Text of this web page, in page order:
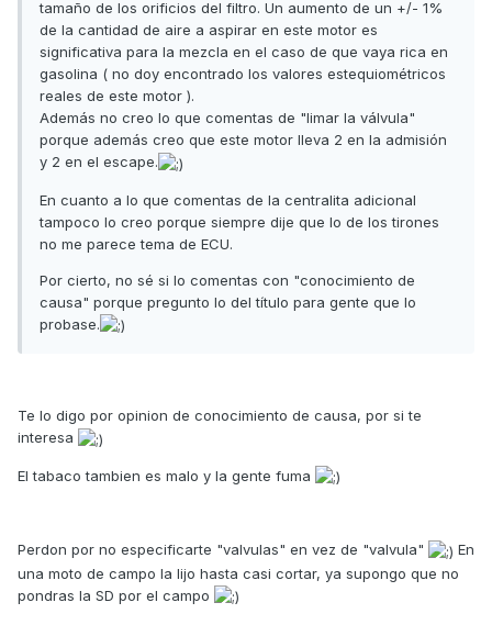
tamaño de los orificios del filtro. Un aumento de un +/- 1%
de la cantidad de aire a aspirar en este motor es
significativa para la mezcla en el caso de que vaya rica en
gasolina ( no doy encontrado los valores estequiométricos
reales de este motor ).
Además no creo lo que comentas de "limar la válvula"
porque además creo que este motor lleva 2 en la admisión
y 2 en el escape.
En cuanto a lo que comentas de la centralita adicional
tampoco lo creo porque siempre dije que lo de los tirones
no me parece tema de ECU.
Por cierto, no sé si lo comentas con "conocimiento de
causa" porque pregunto lo del título para gente que lo
probase.
Te lo digo por opinion de conocimiento de causa, por si te
interesa
El tabaco tambien es malo y la gente fuma
Perdon por no especificarte "valvulas" en vez de "valvula"
En
una moto de campo la lijo hasta casi cortar, ya supongo que no
pondras la SD por el campo